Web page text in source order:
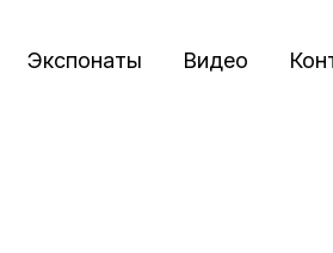
Экспонаты Видео